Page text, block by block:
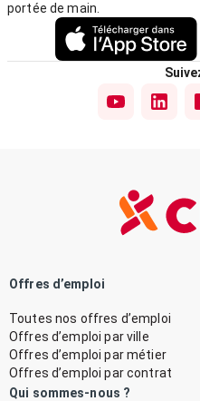
portée de main.
Offres d’emploi
Toutes nos offres d’emploi
Offres d’emploi par ville
Offres d’emploi par métier
Offres d’emploi par contrat
Qui sommes-nous ?